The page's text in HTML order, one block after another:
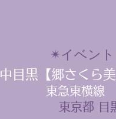
​✴︎イベン
中目黒【郷さくら
東急東横線
東京都